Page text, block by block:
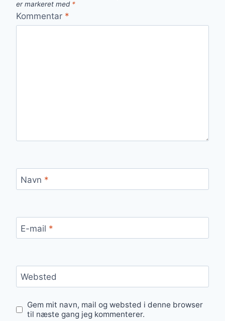
er markeret med *
Kommentar *
Navn *
E-mail *
Websted
Gem mit navn, mail og websted i denne browser
til næste gang jeg kommenterer.